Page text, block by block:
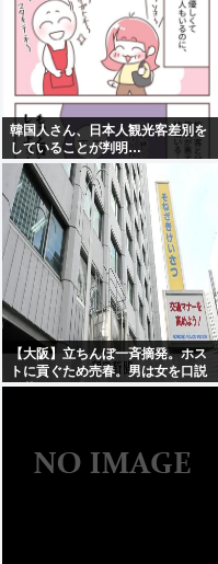
韓国人さん、日本人観光客差別を
していることが判明…
【大阪】立ちんぼ一斉摘発。ホス
トに貢ぐため売春。男は女を口説
き落とせば自分はキレイな体のま